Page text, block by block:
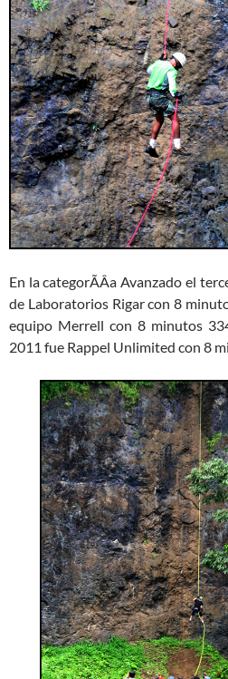
En la categorÃÂ­a Avanzado el
de Laboratorios Rigar con 8
equipo Merrell con 8 minutos
2011 fue Rappel Unlimited con 8